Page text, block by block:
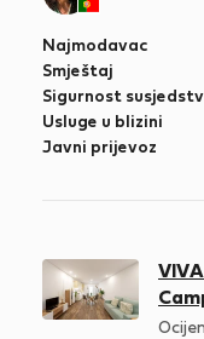
Najmodavac
Smještaj
Sigurnost
Usluge u blizini
Javni prijevoz